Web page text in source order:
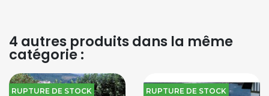
4 autres produits dans la même
catégorie :
RUPTURE DE STOCK RUPTURE DE STOCK